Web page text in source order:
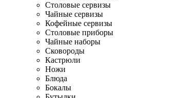
Столовые сервизы
Чайные сервизы
Кофейные сервизы
Столовые приборы
Чайные наборы
Сковороды
Кастрюли
Ножи
Блюда
Бокалы